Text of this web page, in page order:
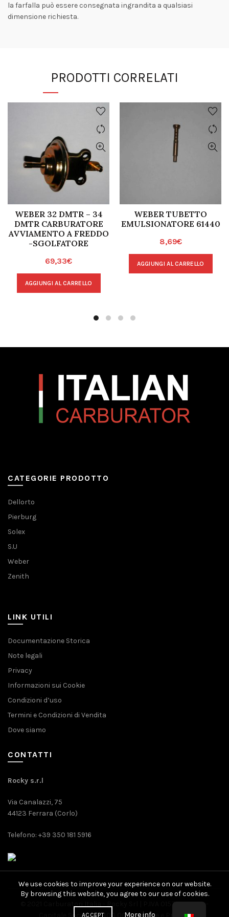
la farfalla può essere consegnata ingrandita a qualsiasi
dimensione richiesta.
PRODOTTI CORRELATI
WEBER 32 DMTR – 34
DMTR CARBURATORE
AVVIAMENTO A FREDDO
-SGOLFATORE
69,33€
AGGIUNGI AL CARRELLO
WEBER TUBETTO
EMULSIONATORE 61440
8,69€
AGGIUNGI AL CARRELLO
CATEGORIE PRODOTTO
Dellorto
Pierburg
Solex
S.U
Weber
Zenith
LINK UTILI
Documentazione Storica
Note legali
Privacy
Informazioni sui Cookie
Condizioni d’uso
Termini e Condizioni di Vendita
Dove siamo
CONTATTI
Rocky s.r.l
Via Canalazzi, 75
44123 Ferrara (Corlo)
Telefono: +39 350 181 5916
© 2021 Carburatori Italia - Rocky Srl | P.IVA 01571080389 -
We use cookies to improve your experience on our website.
By browsing this website, you agree to our use of cookies.
ACCEPT More info